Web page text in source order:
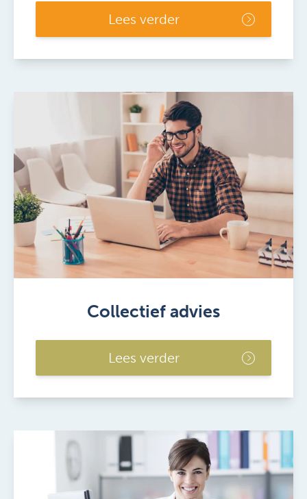
Lees verder
Collectief advies
Lees verder